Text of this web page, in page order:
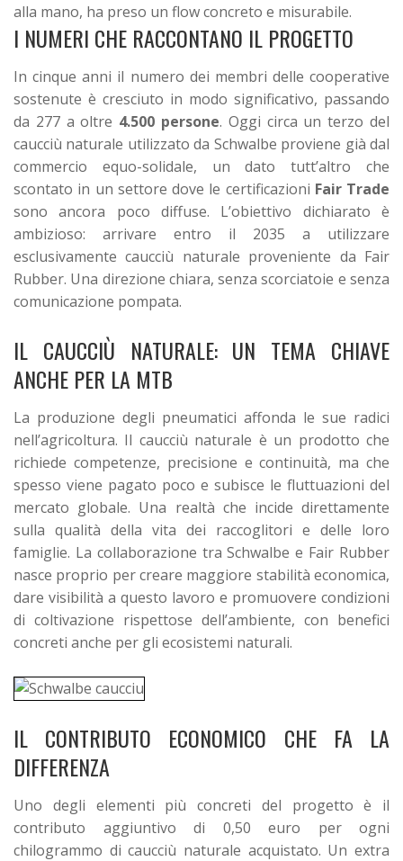
alla mano, ha preso un flow concreto e misurabile.
I NUMERI CHE RACCONTANO IL PROGETTO
In cinque anni il numero dei membri delle cooperative
sostenute è cresciuto in modo significativo, passando
da 277 a oltre 4.500 persone. Oggi circa un terzo del
caucciù naturale utilizzato da Schwalbe proviene già dal
commercio equo-solidale, un dato tutt’altro che
scontato in un settore dove le certificazioni Fair Trade
sono ancora poco diffuse. L’obiettivo dichiarato è
ambizioso: arrivare entro il 2035 a utilizzare
esclusivamente caucciù naturale proveniente da Fair
Rubber. Una direzione chiara, senza scorciatoie e senza
comunicazione pompata.
IL CAUCCIÙ NATURALE: UN TEMA CHIAVE
ANCHE PER LA MTB
La produzione degli pneumatici affonda le sue radici
nell’agricoltura. Il caucciù naturale è un prodotto che
richiede competenze, precisione e continuità, ma che
spesso viene pagato poco e subisce le fluttuazioni del
mercato globale. Una realtà che incide direttamente
sulla qualità della vita dei raccoglitori e delle loro
famiglie. La collaborazione tra Schwalbe e Fair Rubber
nasce proprio per creare maggiore stabilità economica,
dare visibilità a questo lavoro e promuovere condizioni
di coltivazione rispettose dell’ambiente, con benefici
concreti anche per gli ecosistemi naturali.
IL CONTRIBUTO ECONOMICO CHE FA LA
DIFFERENZA
Uno degli elementi più concreti del progetto è il
contributo aggiuntivo di 0,50 euro per ogni
chilogrammo di caucciù naturale acquistato. Un extra